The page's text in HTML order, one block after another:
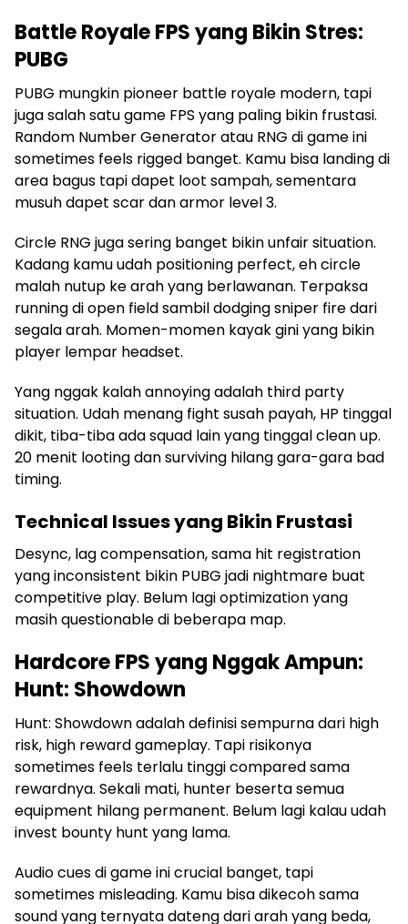
Battle Royale FPS yang Bikin Stres:
PUBG
PUBG mungkin pioneer battle royale modern, tapi
juga salah satu game FPS yang paling bikin frustasi.
Random Number Generator atau RNG di game ini
sometimes feels rigged banget. Kamu bisa landing di
area bagus tapi dapet loot sampah, sementara
musuh dapet scar dan armor level 3.
Circle RNG juga sering banget bikin unfair situation.
Kadang kamu udah positioning perfect, eh circle
malah nutup ke arah yang berlawanan. Terpaksa
running di open field sambil dodging sniper fire dari
segala arah. Momen-momen kayak gini yang bikin
player lempar headset.
Yang nggak kalah annoying adalah third party
situation. Udah menang fight susah payah, HP tinggal
dikit, tiba-tiba ada squad lain yang tinggal clean up.
20 menit looting dan surviving hilang gara-gara bad
timing.
Technical Issues yang Bikin Frustasi
Desync, lag compensation, sama hit registration
yang inconsistent bikin PUBG jadi nightmare buat
competitive play. Belum lagi optimization yang
masih questionable di beberapa map.
Hardcore FPS yang Nggak Ampun:
Hunt: Showdown
Hunt: Showdown adalah definisi sempurna dari high
risk, high reward gameplay. Tapi risikonya
sometimes feels terlalu tinggi compared sama
rewardnya. Sekali mati, hunter beserta semua
equipment hilang permanent. Belum lagi kalau udah
invest bounty hunt yang lama.
Audio cues di game ini crucial banget, tapi
sometimes misleading. Kamu bisa dikecoh sama
sound yang ternyata dateng dari arah yang beda,